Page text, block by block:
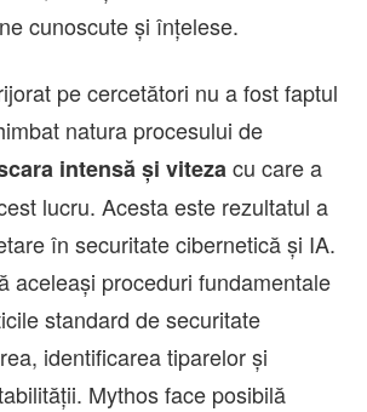
cunoscute și înțelese.
pe cercetători nu a fost faptul
natura procesului de
intensă și vitezacu care a
lucru. Acesta este rezultatul a
în securitate cibernetică și IA.
aceleași proceduri fundamentale
standard de securitate
identificarea tiparelor și
Mythos face posibilă